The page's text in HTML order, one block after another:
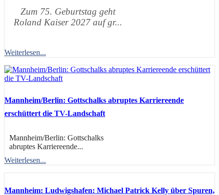
Zum 75. Geburtstag geht
Roland Kaiser 2027 auf gr...
Weiterlesen...
Mannheim/Berlin: Gottschalks abruptes Karriereende
erschüttert die TV-Landschaft
Mannheim/Berlin: Gottschalks
abruptes Karriereende...
Weiterlesen...
Mannheim: Ludwigshafen: Michael Patrick Kelly über Spuren,